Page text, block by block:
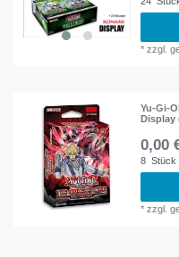
*zzgl.
Yu-Gi-
Display
0,00
8 Stück
*zzgl.